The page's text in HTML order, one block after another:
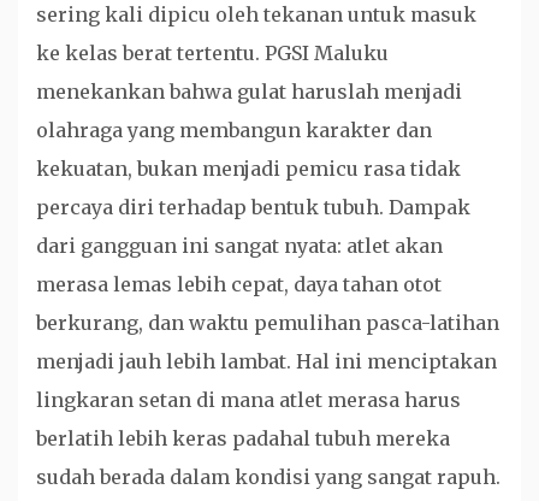
sering kali dipicu oleh tekanan untuk masuk
ke kelas berat tertentu. PGSI Maluku
menekankan bahwa gulat haruslah menjadi
olahraga yang membangun karakter dan
kekuatan, bukan menjadi pemicu rasa tidak
percaya diri terhadap bentuk tubuh. Dampak
dari gangguan ini sangat nyata: atlet akan
merasa lemas lebih cepat, daya tahan otot
berkurang, dan waktu pemulihan pasca-latihan
menjadi jauh lebih lambat. Hal ini menciptakan
lingkaran setan di mana atlet merasa harus
berlatih lebih keras padahal tubuh mereka
sudah berada dalam kondisi yang sangat rapuh.